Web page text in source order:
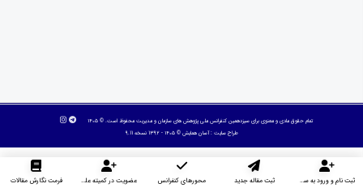
تمام حقوق مادی و معنوی برای سیزدهمین کنفرانس ملی پژوهش های سازمان و مدیریت محفوظ است. © ۱۴۰۵
طراح سایت :آسان همایش © ۱۴۰۵ - 1392 نسخه 9.11
ثبت نام و ورود به سایت ثبت مقاله جدید محورهای کنفرانس عضویت در کمیته علمی داوران فرمت نگارش مقالات